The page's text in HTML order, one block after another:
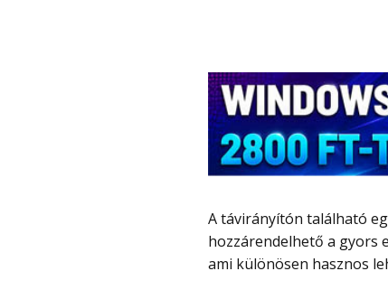
A távirányítón található egy testreszabható gomb is, amelyhez bármilyen funkció
hozzárendelhető a gyors
ami különösen hasznos